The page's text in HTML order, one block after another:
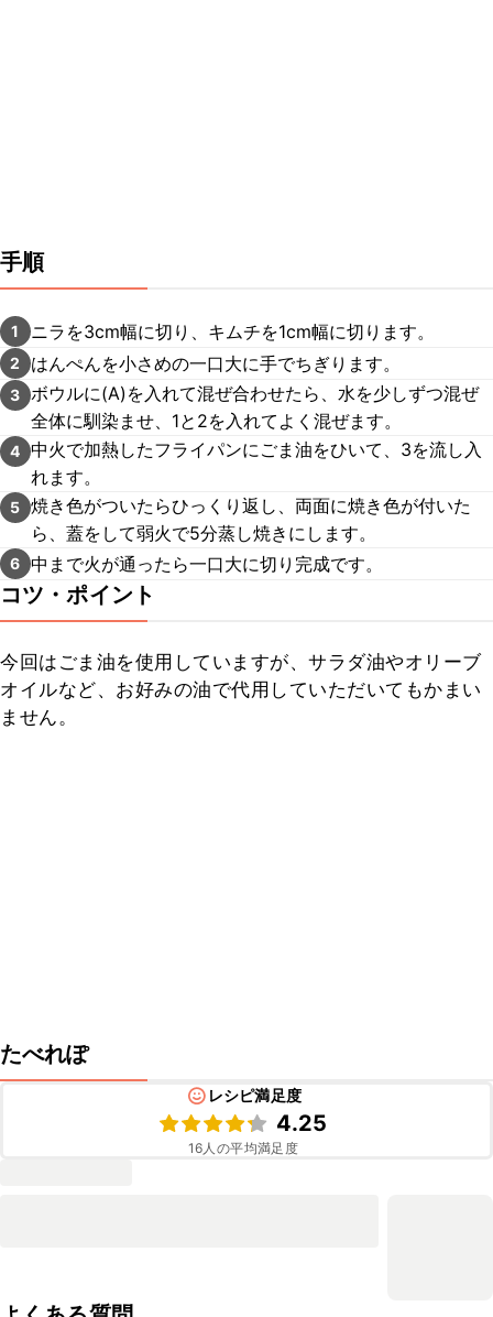
手順
1 ニラを3cm幅に切り、キムチを1cm幅に切ります。
2 はんぺんを小さめの一口大に手でちぎります。
3 ボウルに(A)を入れて混ぜ合わせたら、水を少しずつ混ぜ
全体に馴染ませ、1と2を入れてよく混ぜます。
4 中火で加熱したフライパンにごま油をひいて、3を流し入
れます。
5 焼き色がついたらひっくり返し、両面に焼き色が付いた
ら、蓋をして弱火で5分蒸し焼きにします。
6 中まで火が通ったら一口大に切り完成です。
コツ・ポイント
今回はごま油を使用していますが、サラダ油やオリーブ
オイルなど、お好みの油で代用していただいてもかまい
ません。
たべれぽ
レシピ満足度
4.25
16人の平均満足度